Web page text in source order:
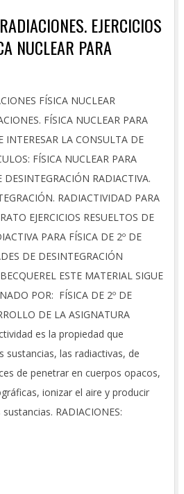
EJERCICIOS
NUCLEAR PARA
FÍSICA NUCLEAR
FÍSICA NUCLEAR PARA
INTERESAR LA CONSULTA DE
FÍSICA NUCLEAR PARA
RADIACTIVA.
RADIACTIVIDAD PARA
EJERCICIOS RESUELTOS DE
PARA FÍSICA DE 2º DE
DE DESINTEGRACIÓN
ESTE MATERIAL SIGUE
POR: FÍSICA DE 2º DE
DE LA ASIGNATURA
es la propiedad que
sustancias, las radiactivas, de
de penetrar en cuerpos opacos,
ionizar el aire y producir
RADIACIONES: